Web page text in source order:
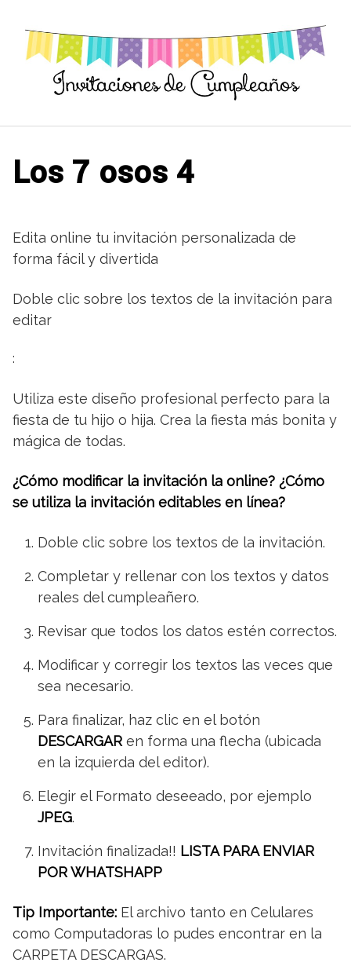
contenido
Los 7 osos 4
Edita online tu invitación personalizada de
forma fácil y divertida
Doble clic sobre los textos de la invitación para
editar
:
Utiliza este diseño profesional perfecto para la
fiesta de tu hijo o hija. Crea la fiesta más bonita y
mágica de todas.
¿Cómo modificar la invitación la online? ¿Cómo
se utiliza la invitación editables en línea?
Doble clic sobre los textos de la invitación.
Completar y rellenar con los textos y datos
reales del cumpleañero.
Revisar que todos los datos estén correctos.
Modificar y corregir los textos las veces que
sea necesario.
Para finalizar, haz clic en el botón
DESCARGAR en forma una flecha (ubicada
en la izquierda del editor).
Elegir el Formato deseeado, por ejemplo
JPEG.
Invitación finalizada!! LISTA PARA ENVIAR
POR WHATSHAPP
Tip Importante: El archivo tanto en Celulares
como Computadoras lo pudes encontrar en la
CARPETA DESCARGAS.